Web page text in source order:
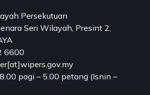
Persekutuan
Seri Wilayah, Presint 2,
6600
pagi – 5.00 petang (Isnin –